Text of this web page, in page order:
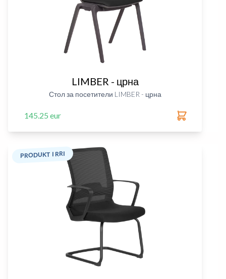
LIMBER - црна
Стол за посетители LIMBER - црна
145.25 eur
PRODUKT I RRI